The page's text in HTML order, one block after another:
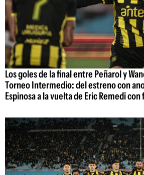
Los goles de la final entre Peñarol y
Torneo Intermedio: del estreno con
Espinosa a la vuelta de Eric Remedi